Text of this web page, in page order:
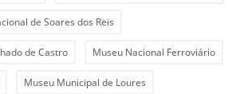
de Soares dos Reis
de Castro Museu Nacional Ferroviário
Museu Municipal de Loures